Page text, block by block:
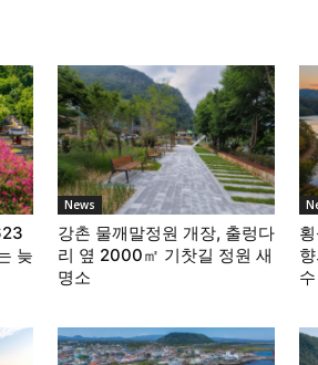
늦
News
강촌 물깨말정원 개장, 출렁다
리 옆 2000㎡ 기찻길 정원 새
명소